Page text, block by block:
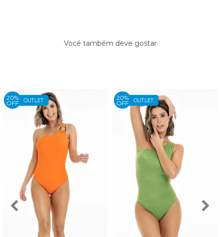
Você também deve gostar
OUTLET
20%
OFF OUTLET
20%
OFF